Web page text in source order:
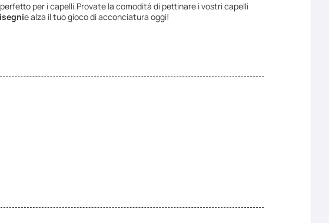
per i capelli.Provate la comodità di pettinare i vostri capelli
e alza il tuo gioco di acconciatura oggi!